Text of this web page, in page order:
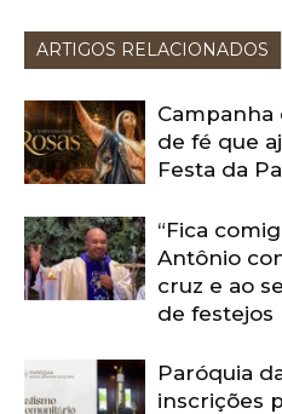
ARTIGOS RELACIONADOS
Campanha
de fé que
Festa da
“Fica
Antônio
cruz e ao
de festejos
Paróquia
inscrições